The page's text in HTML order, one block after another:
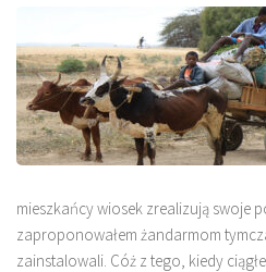
mieszkańcy wiosek zrealizują swoje
zaproponowałem żandarmom
zainstalowali. Cóż z tego, kiedy